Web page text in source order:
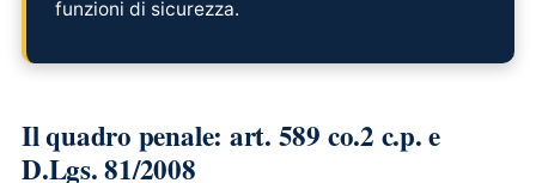
funzioni di sicurezza.
Il quadro penale: art. 589 co.2 c.p. e
D.Lgs. 81/2008